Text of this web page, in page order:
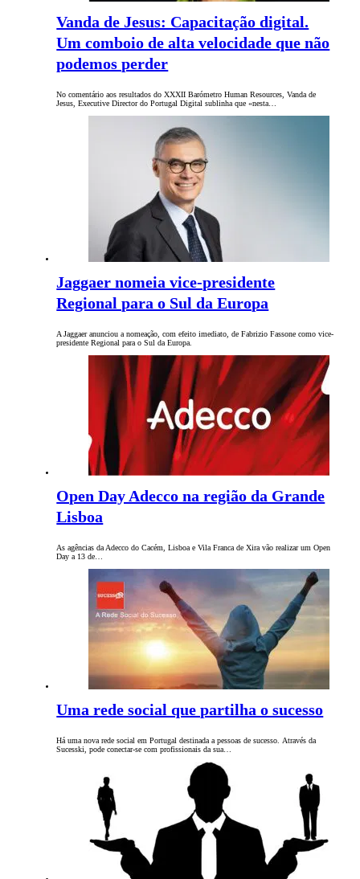
Vanda de Jesus: Capacitação digital.
Um comboio de alta velocidade que não
podemos perder
No comentário aos resultados do XXXII Barómetro Human Resources, Vanda de
Jesus, Executive Director do Portugal Digital sublinha que «nesta…
Jaggaer nomeia vice-presidente
Regional para o Sul da Europa
A Jaggaer anunciou a nomeação, com efeito imediato, de Fabrizio Fassone como vice-
presidente Regional para o Sul da Europa.
Open Day Adecco na região da Grande
Lisboa
As agências da Adecco do Cacém, Lisboa e Vila Franca de Xira vão realizar um Open
Day a 13 de…
Uma rede social que partilha o sucesso
Há uma nova rede social em Portugal destinada a pessoas de sucesso. Através da
Sucesski, pode conectar-se com profissionais da sua…